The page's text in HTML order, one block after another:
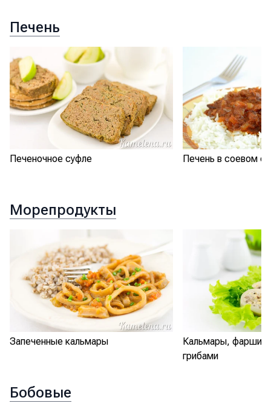
Печень
Печеночное суфле Печень в соевом
Морепродукты
Запеченные кальмары
Кальмары,
грибами
Бобовые